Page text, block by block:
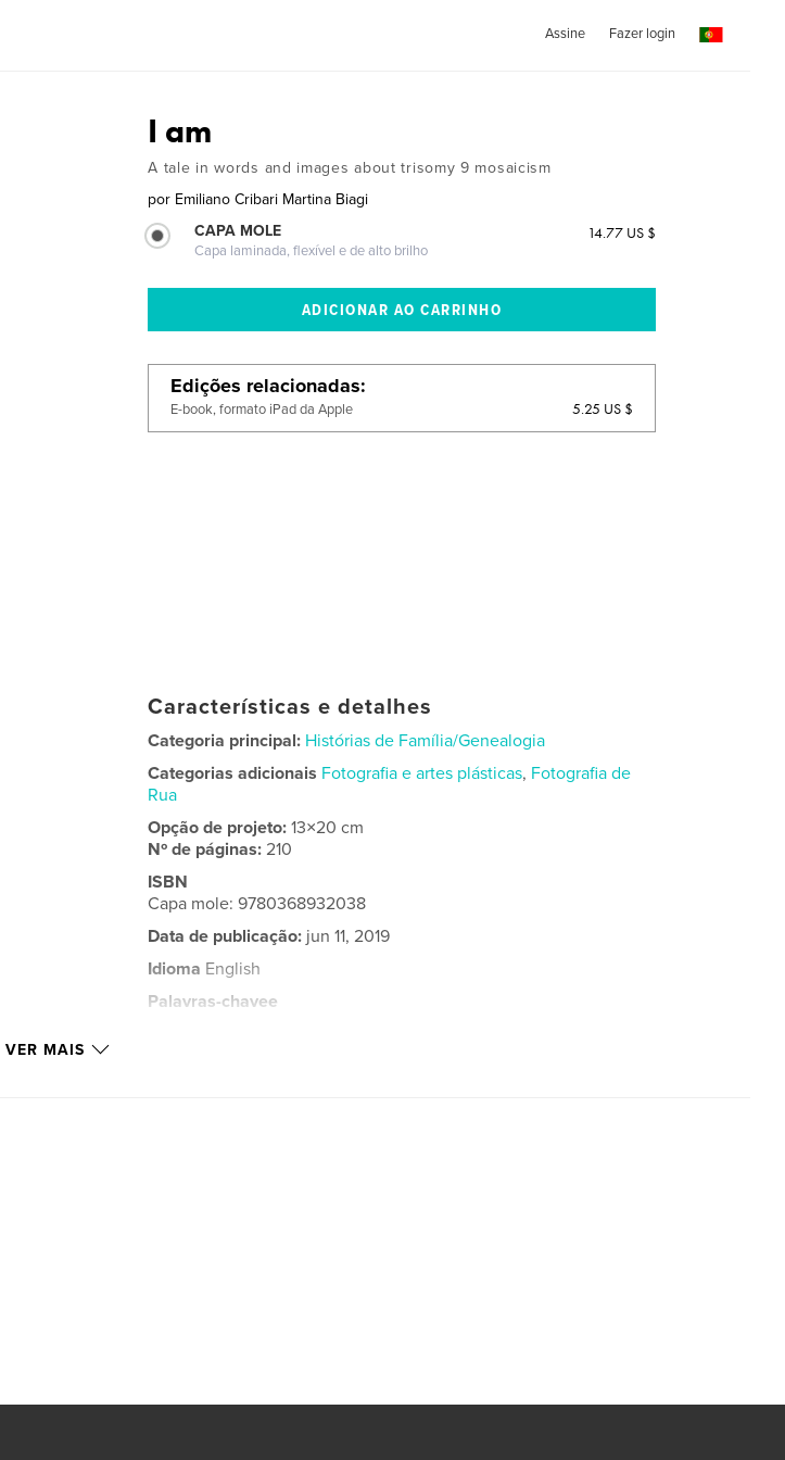
Assine Fazer login
I am
A tale in words and images about trisomy 9 mosaicism
por Emiliano Cribari Martina Biagi
CAPA MOLE
Capa laminada, flexível e de alto brilho
14.77 US $
Edições relacionadas
E-book, formato iPad da Apple 5.25 US $
Características e detalhes
Categoria principal: Histórias de Família/Genealogia
Categorias adicionais Fotografia e artes plásticas, Fotografia de
Rua
Opção de projeto:13×20 cm
Nº de páginas:210
ISBN
Capa mole: 9780368932038
Data de publicação: jun 11, 2019
Idioma English
Palavras-chavee
VER MAIS